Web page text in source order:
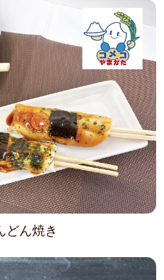
どん焼き